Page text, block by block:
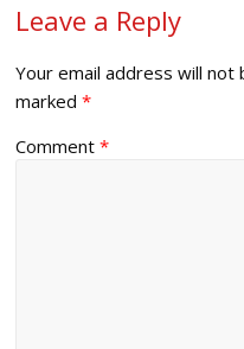
Leave a Reply
Your email address will not
marked*
Comment*